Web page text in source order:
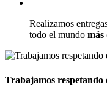
Realizamos
todo el mundo más
Trabajamos respetando